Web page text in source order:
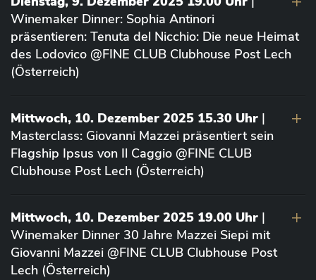
Winemaker Dinner: Sophia Antinori
präsentieren: Tenuta del Nicchio: Die neue Heimat
des Lodovico @FINE CLUB Clubhouse Post Lech
(Österreich)
Mittwoch, 10. Dezember 2025 15.30 Uhr |
Masterclass: Giovanni Mazzei präsentiert sein
Flagship Ipsus von Il Caggio @FINE CLUB
Clubhouse Post Lech (Österreich)
Mittwoch, 10. Dezember 2025 19.00 Uhr |
Winemaker Dinner 30 Jahre Mazzei Siepi mit
Giovanni Mazzei @FINE CLUB Clubhouse Post
Lech (Österreich)